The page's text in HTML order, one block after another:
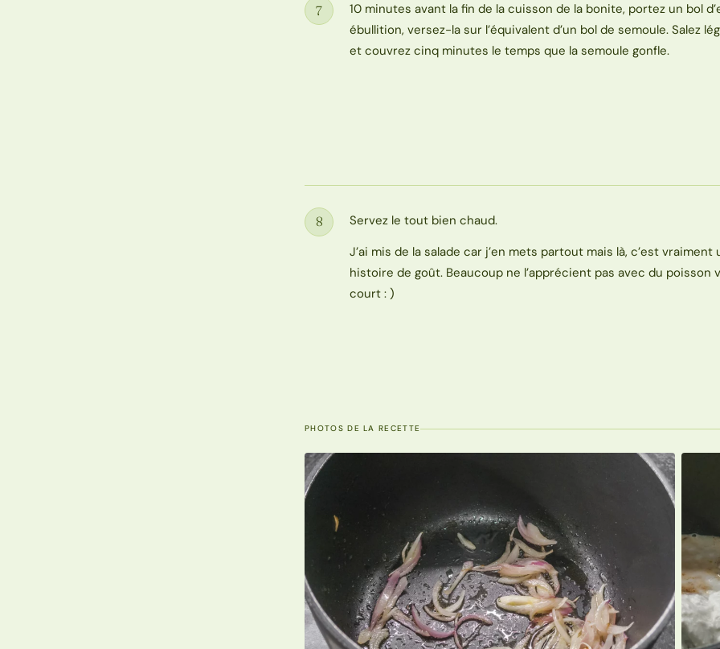
Étape
7
10 minutes avant la fin de la cuisson de la bonite, portez un bol
ébullition, versez-la sur l’équivalent d’un bol de semoule. Salez
et couvrez cinq minutes le temps que la semoule gonfle.
Étape
8
Servez le tout bien chaud.
J’ai mis de la salade car j’en mets partout mais là, c’est vraiment
histoire de goût. Beaucoup ne l’apprécient pas avec du poisson
court : )
PHOTOS DE LA RECETTE